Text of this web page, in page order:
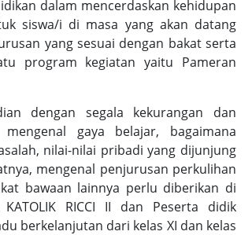
dalam mencerdaskan kehidupan
siswa/i di masa yang akan datang
yang sesuai dengan bakat serta
program kegiatan yaitu Pameran
dengan segala kekurangan dan
gaya belajar, bagaimana
nilai-nilai pribadi yang dijunjung
mengenal penjurusan perkulihan
bawaan lainnya perlu diberikan di
RICCI II dan Peserta didik
berkelanjutan dari kelas XI dan kelas